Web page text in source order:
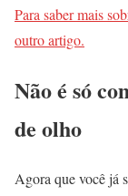
Para saber mais
outro artigo.
Não é só
de olho
Agora que você já